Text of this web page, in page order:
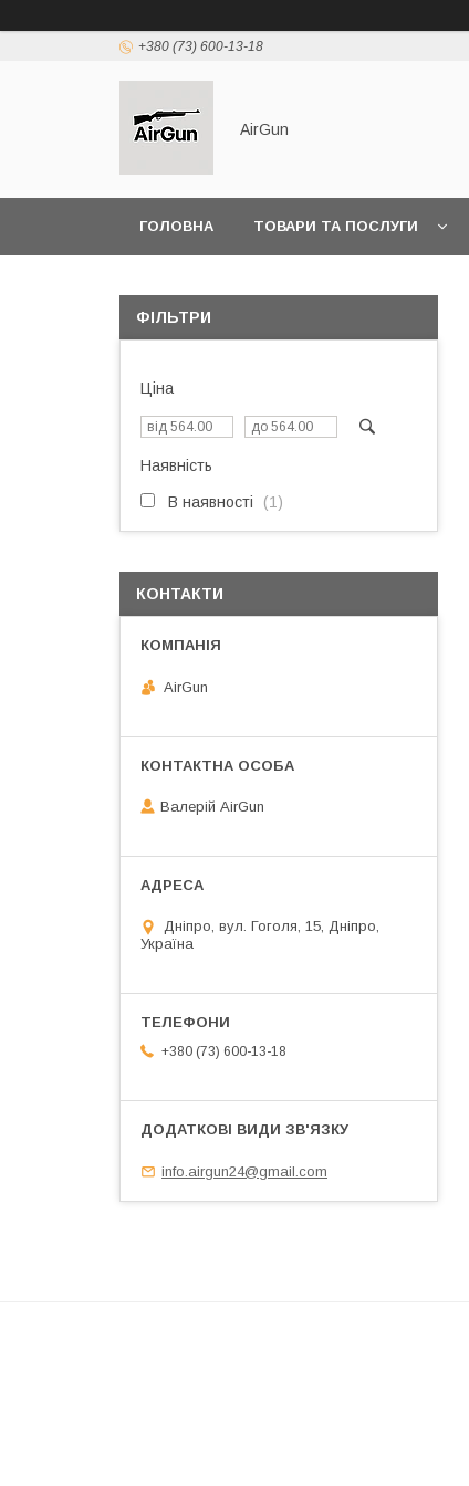
+380 (73) 600-13-18
AirGun
ГОЛОВНА ТОВАРИ ТА ПОСЛУГИ
ФІЛЬТРИ
Ціна
Наявність
В наявності 1
КОНТАКТИ
AirGun
Валерій AirGun
Дніпро, вул. Гоголя, 15, Дніпро,
Україна
+380 (73) 600-13-18
info.airgun24@gmail.com